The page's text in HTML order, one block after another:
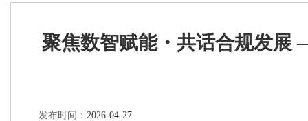
聚焦数智赋能・共话合规发展
发布时间： 2026-04-27